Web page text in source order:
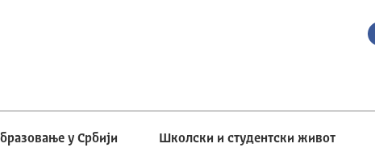
у Србији Школски и студентски живот